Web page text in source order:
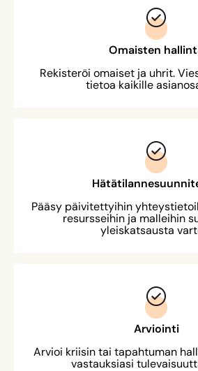
Omaisten
Rekisteröi omaiset ja uhrit.
tietoa kaikille
Pääsy päivitettyihin
resursseihin ja malleihin
yleiskatsausta
Arviointi
Arvioi kriisin tai tapahtuman
vastauksiasi